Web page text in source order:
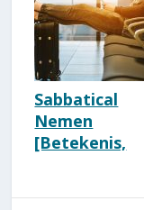
Sabbatical
Nemen
[Betekenis,